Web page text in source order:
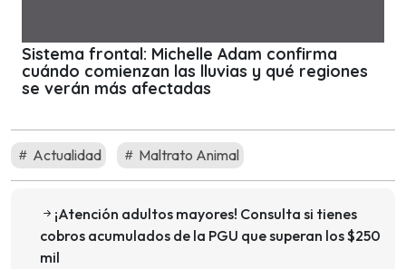
Sistema frontal: Michelle Adam confirma
cuándo comienzan las lluvias y qué regiones
se verán más afectadas
Actualidad Maltrato Animal
¡Atención adultos mayores! Consulta si tienes
cobros acumulados de la PGU que superan los $250
mil